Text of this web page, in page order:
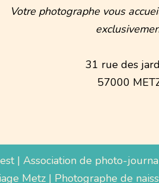
Votre photographe vous
31 rue des
57000
| Association de photo-
Metz | Photographe de